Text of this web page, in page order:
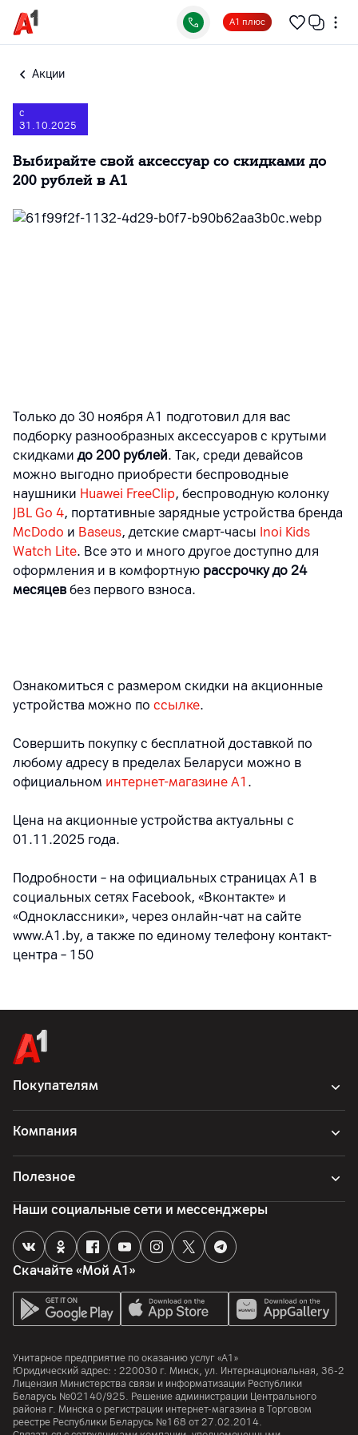
А1 плюс
Акции
с
31.10.2025
Выбирайте свой аксессуар со скидками до
200 рублей в А1
Только до 30 ноября А1 подготовил для вас
подборку разнообразных аксессуаров с крутыми
скидкамидо 200 рублей. Так, среди девайсов
можно выгодно приобрести беспроводные
наушники Huawei FreeClip, беспроводную колонку
JBL Go 4, портативные зарядные устройства бренда
McDodo и Baseus, детские смарт-часы Inoi Kids
Watch Lite. Все это и много другое доступно для
оформления и в комфортную рассрочку до 24
месяцев без первого взноса.
Ознакомиться с размером скидки на акционные
устройства можно по ссылке.
Совершить покупку с бесплатной доставкой по
любому адресу в пределах Беларуси можно в
официальном интернет-магазине А1 .
Цена на акционные устройства актуальны с
01.11.2025 года.
Подробности – на официальных страницах A1 в
социальных сетях Facebook, «Вконтакте» и
«Одноклассники», через онлайн-чат на сайте
www.A1.by, а также по единому телефону контакт-
центра – 150
Покупателям
Компания
Полезное
Скачайте «Мой А1»
Наши социальные сети и мессенджеры
Унитарное предприятие по оказанию услуг «А1»
Юридический адрес: : 220030 г. Минск, ул. Интернациональная, 36-2
Лицензия Министерства связи и информатизации Республики
Беларусь №02140/925. Решение администрации Центрального
района г. Минска о регистрации интернет-магазина в Торговом
реестре Республики Беларусь №168 от 27.02.2014.